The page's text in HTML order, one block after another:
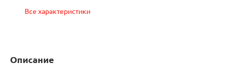
Все характеристики
Описание